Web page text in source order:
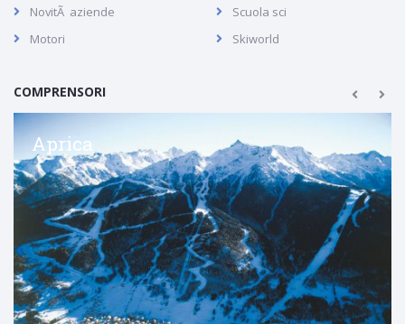
NovitÃ aziende
Motori
Scuola sci
Skiworld
COMPRENSORI
Aprica